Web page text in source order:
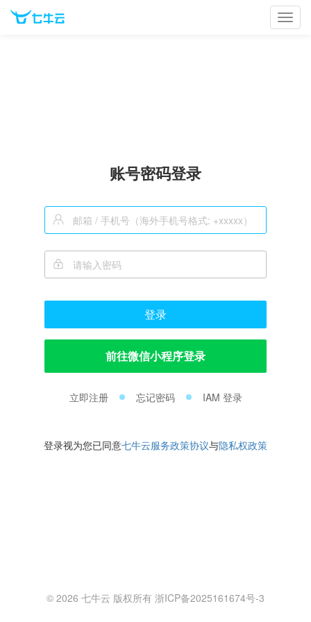
账号密码登录
登录
前往微信小程序登录
立即注册 忘记密码 IAM 登录
登录视为您已同意七牛云服务政策协议与隐私权政策
© 2026 七牛云 版权所有 浙ICP备2025161674号-3